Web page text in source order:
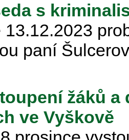
s
13.12.2023
paní
žáků a
ve Vyškově